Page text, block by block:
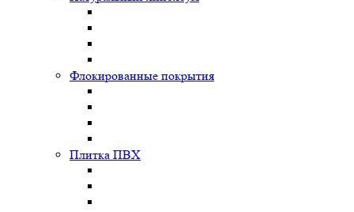
Флокированные покрытия
Плитка ПВХ